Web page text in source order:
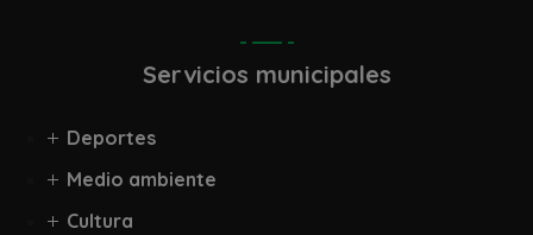
Servicios municipales
Deportes
Medio ambiente
Cultura